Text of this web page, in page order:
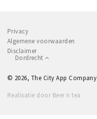
Privacy
Algemene voorwaarden
Disclaimer
Dordrecht
© 2026, The City App Company
Realisatie door Beer n tea